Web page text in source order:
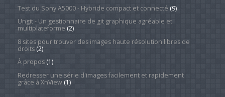
Test du Sony A5000 - Hybride compact et connecté (9)
Ungit - Un gestionnaire de git graphique agréable et
multiplateforme (2)
8 sites pour trouver des images haute résolution libres de
droits(2)
À propos(1)
Redresser une série d'images facilement et rapidement
grâce à XnView(1)